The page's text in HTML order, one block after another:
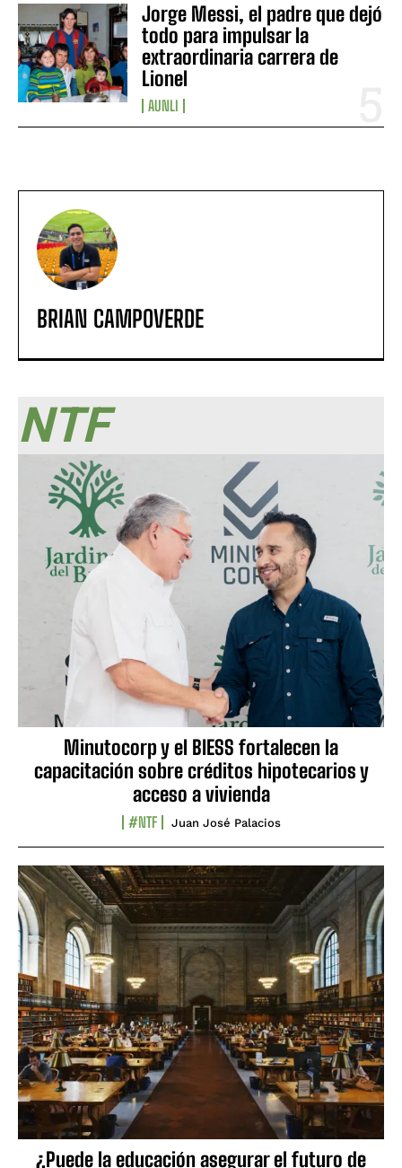
Jorge Messi, el padre que dejó
todo para impulsar la
extraordinaria carrera de
Lionel
AUNLI
BRIAN CAMPOVERDE
NTF
Minutocorp y el BIESS fortalecen la
capacitación sobre créditos hipotecarios y
acceso a vivienda
#NTF Juan José Palacios
¿Puede la educación asegurar el futuro de